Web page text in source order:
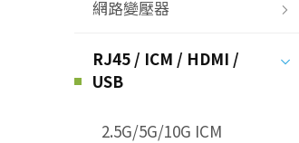
網路變壓器
RJ45 / ICM / HDMI /
USB
2.5G/5G/10G ICM